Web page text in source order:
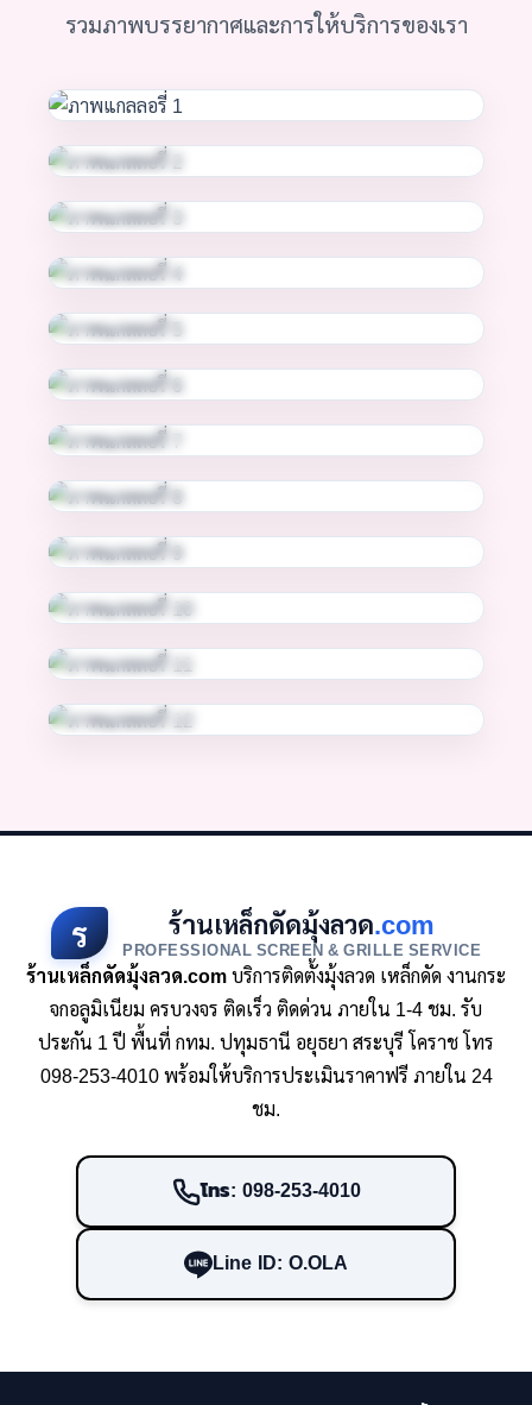
รวมภาพบรรยากาศและการให้บริการของเรา
ร ร้านเหล็กดัดมุ้งลวด.com
PROFESSIONAL SCREEN & GRILLE SERVICE
ร้านเหล็กดัดมุ้งลวด.comบริการติดตั้งมุ้งลวด เหล็กดัด งานกระ
จกอลูมิเนียม ครบวงจร ติดเร็ว ติดด่วน ภายใน 1-4 ชม. รับ
ประกัน 1 ปี พื้นที่ กทม. ปทุมธานี อยุธยา สระบุรี โคราช โทร
098-253-4010 พร้อมให้บริการประเมินราคาฟรี ภายใน 24
ชม.
โทร: 098-253-4010
Line ID: O.OLA